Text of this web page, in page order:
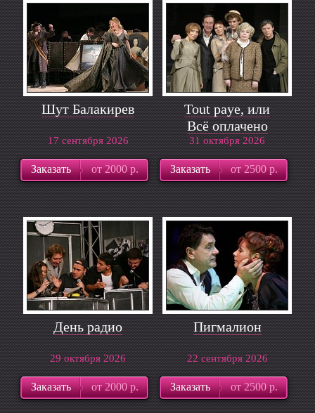
Шут Балакирев
17 сентября 2026
Заказать от 2000 р.
Tout paye, или
Всё оплачено
31 октября 2026
Заказать от 2500 р.
День радио
29 октября 2026
Заказать от 2000 р.
Пигмалион
22 сентября 2026
Заказать от 2500 р.